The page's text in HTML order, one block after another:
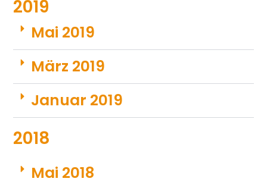
2019
Mai 2019
März 2019
Januar 2019
2018
Mai 2018